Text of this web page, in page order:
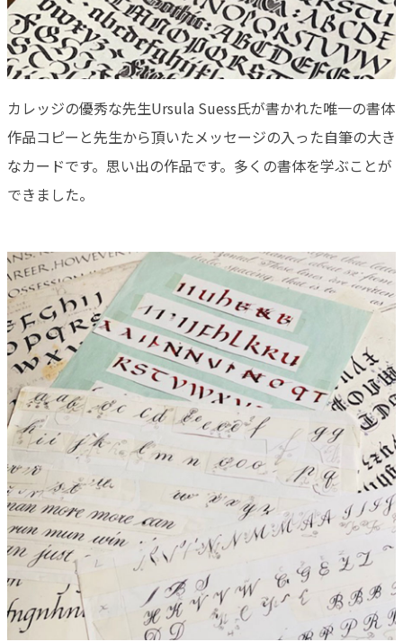
カレッジの優秀な先生Ursula Suess氏が書かれた唯一の書体
作品コピーと先生から頂いたメッセージの入った自筆の大き
なカードです。思い出の作品です。多くの書体を学ぶことが
できました。